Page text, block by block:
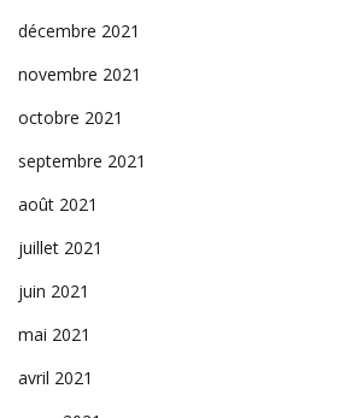
décembre 2021
novembre 2021
octobre 2021
septembre 2021
août 2021
juillet 2021
juin 2021
mai 2021
avril 2021